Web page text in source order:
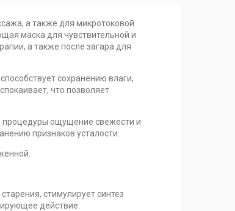
а также для микротоковой
маска для чувствительной и
а также после загара для
сохранению влаги,
что позволяет
процедуры ощущение свежести и
признаков усталости.
стимулирует синтез
действие.